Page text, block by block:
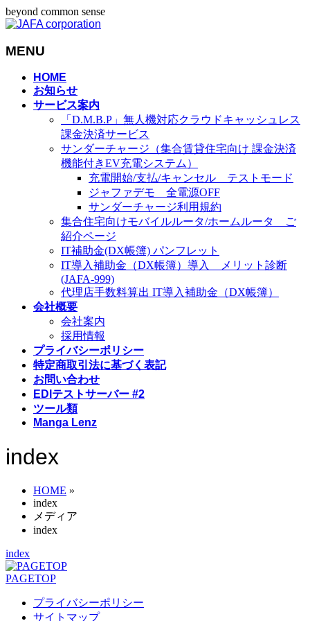
beyond common sense
MENU
HOME
お知らせ
サービス案内
「D.M.B.P」無人機対応クラウドキャッシュレス
課金決済サービス
サンダーチャージ（集合賃貸住宅向け 課金決済
機能付きEV充電システム）
充電開始/支払/キャンセル テストモード
ジャファデモ 全電源OFF
サンダーチャージ利用規約
集合住宅向けモバイルルータ/ホームルータ ご
紹介ページ
IT補助金(DX帳簿) パンフレット
IT導入補助金（DX帳簿）導入 メリット診断
(JAFA-999)
代理店手数料算出 IT導入補助金（DX帳簿）
会社概要
会社案内
採用情報
プライバシーポリシー
特定商取引法に基づく表記
お問い合わせ
EDIテストサーバー #2
ツール類
Manga Lenz
index
HOME »
index
メディア
index
index
PAGETOP
プライバシーポリシー
サイトマップ